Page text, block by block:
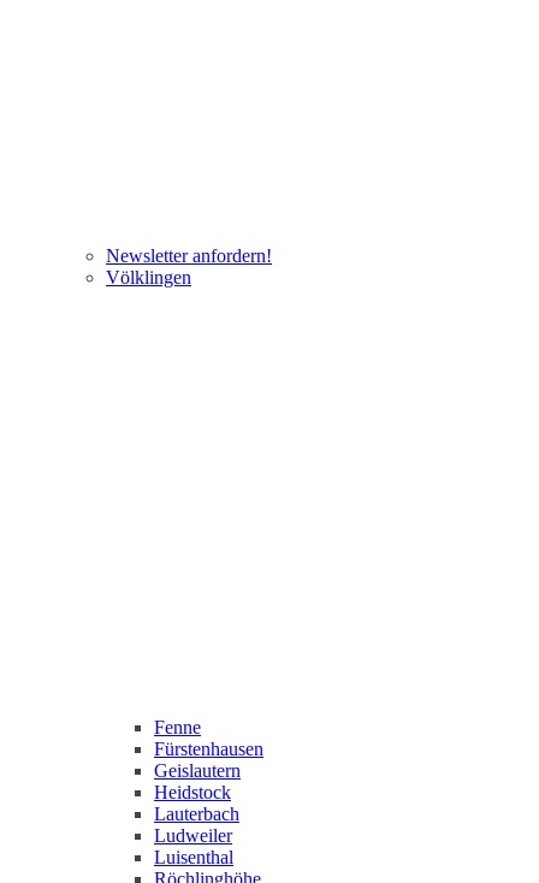
Newsletter anfordern!
Völklingen
Fenne
Fürstenhausen
Geislautern
Heidstock
Lauterbach
Ludweiler
Luisenthal